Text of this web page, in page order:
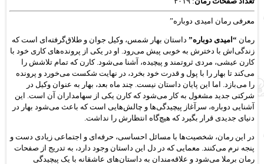
معرفی رمان امیدی دوباره”
رمان “امیدی دوباره”داستان بهار شمس، وکیل جوان و طلاق‌گرفته‌ای است که
زندگی‌اش با دخترش به خوبی پیش می‌رود. او در یکی از پرونده‌های کاری خود با
کارن عیشی، مردی ثروتمند و پیچیده، آشنا می‌شود. کارن که تمام تلاشش را
می‌کند تا بهار را با پول و قدرت خود بخرد، در نهایت شکست می‌خورد و پرونده
را می‌بازد. اما این پایان داستان نیست. چند ماه بعد، بهار به عنوان وکیل در
شرکتی جدید مشغول به کار می‌شود که کارن یکی از سهامداران آن است. این
آشنایی دوباره، سرآغاز پیچیدگی‌ها و چالش‌هایی است که باعث می‌شود بهار در
دنیای جدیدی قرار بگیرد که هیچ‌گاه انتظارش را نداشت.
در این رمان، شخصیت‌ها با مسائل احساسی، حرفه‌ای و اجتماعی زیادی دست و
پنجه نرم می‌کنند. معمایی که در دل این داستان وجود دارد، به تدریج از صفحات
رمان برملا می‌شود و علاقه‌مندان به داستان‌های عاشقانه با یک پیچیدگی